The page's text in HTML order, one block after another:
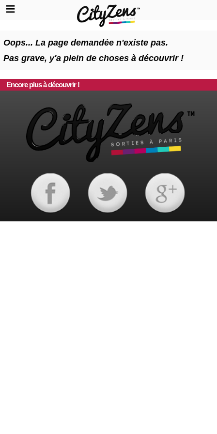
Oops... La page demandée n'existe pas.
Pas grave, y'a plein de choses à découvrir !
Encore plus à découvrir !